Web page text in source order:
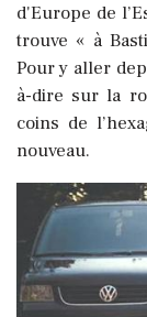
d'Europe de
trouve « à
Pour y aller
à-dire sur la
coins de
nouveau.